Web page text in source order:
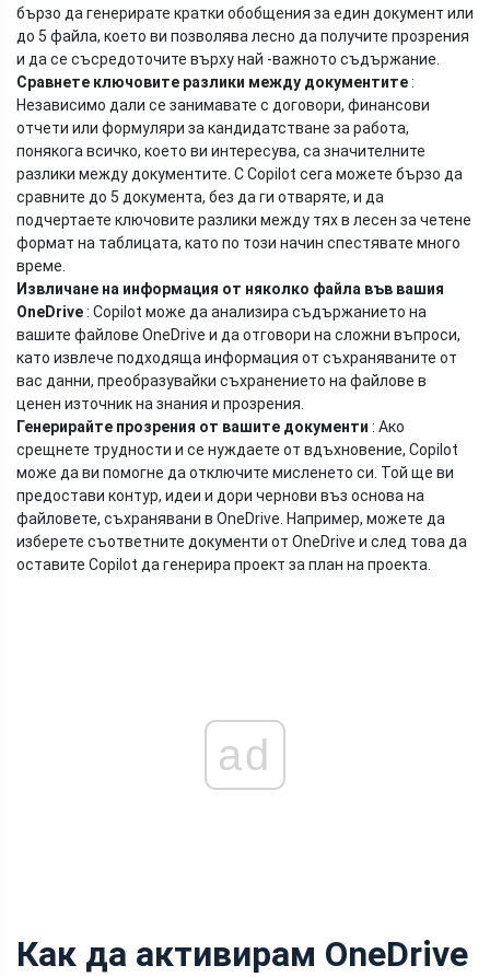
бързо да генерирате кратки обобщения за един документ или
до 5 файла, което ви позволява лесно да получите прозрения
и да се съсредоточите върху най -важното съдържание.
Сравнете ключовите разлики между документите:
Независимо дали се занимавате с договори, финансови
отчети или формуляри за кандидатстване за работа,
понякога всичко, което ви интересува, са значителните
разлики между документите. С Copilot сега можете бързо да
сравните до 5 документа, без да ги отваряте, и да
подчертаете ключовите разлики между тях в лесен за четене
формат на таблицата, като по този начин спестявате много
време.
Извличане на информация от няколко файла във вашия
OneDrive: Copilot може да анализира съдържанието на
вашите файлове OneDrive и да отговори на сложни въпроси,
като извлече подходяща информация от съхраняваните от
вас данни, преобразувайки съхранението на файлове в
ценен източник на знания и прозрения.
Генерирайте прозрения от вашите документи : Ако
срещнете трудности и се нуждаете от вдъхновение, Copilot
може да ви помогне да отключите мисленето си. Той ще ви
предостави контур, идеи и дори чернови въз основа на
файловете, съхранявани в OneDrive. Например, можете да
изберете съответните документи от OneDrive и след това да
оставите Copilot да генерира проект за план на проекта.
ad
Как да активирам OneDrive